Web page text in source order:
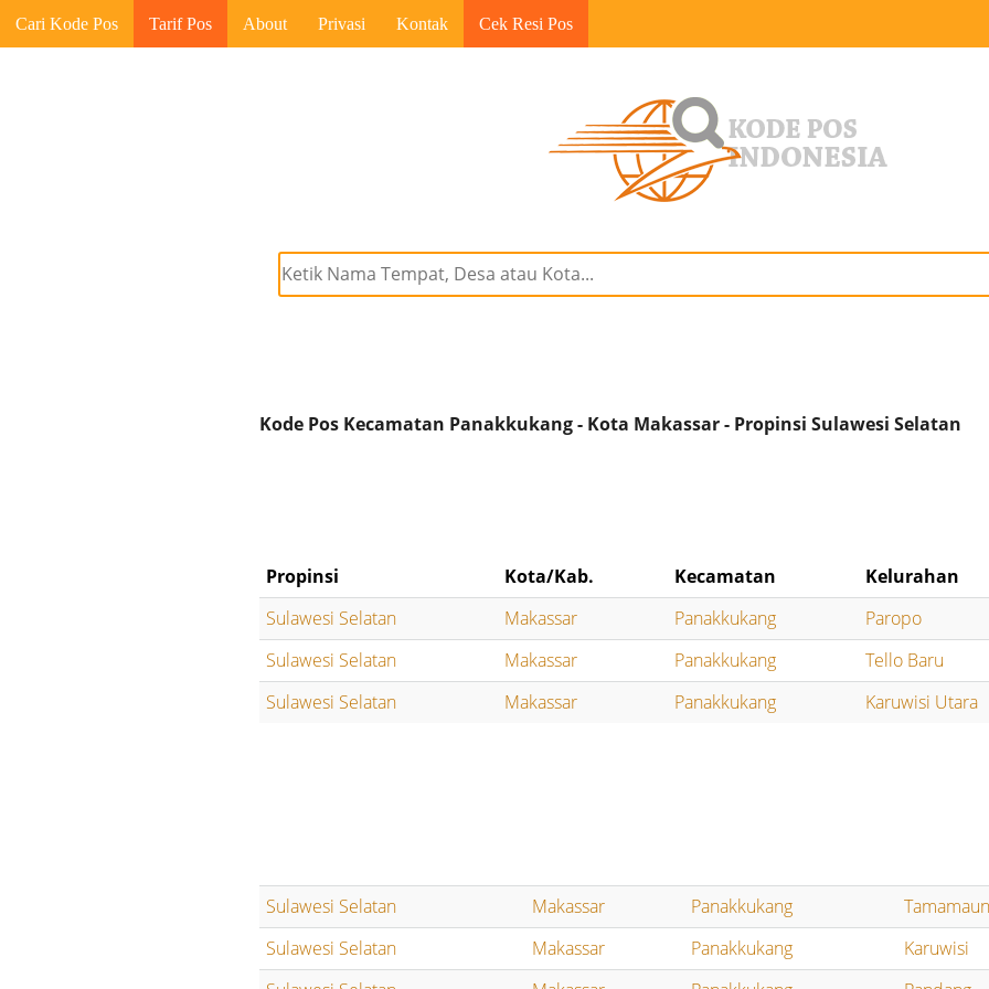
Cari Kode Pos Tarif Pos About Privasi Kontak Cek Resi Pos
Kode Pos Kecamatan Panakkukang - Kota Makassar - Propinsi Sulawesi Selatan
Propinsi Kota/Kab. Kecamatan
Kelurahan
Sulawesi Selatan
Makassar Panakkukang
Paropo
Sulawesi Selatan
Makassar Panakkukang
Tello Baru
Sulawesi Selatan
Makassar Panakkukang Karuwisi Utara
Sulawesi Selatan Makassar Panakkukang
Sulawesi Selatan
Makassar Panakkukang
Karuwisi